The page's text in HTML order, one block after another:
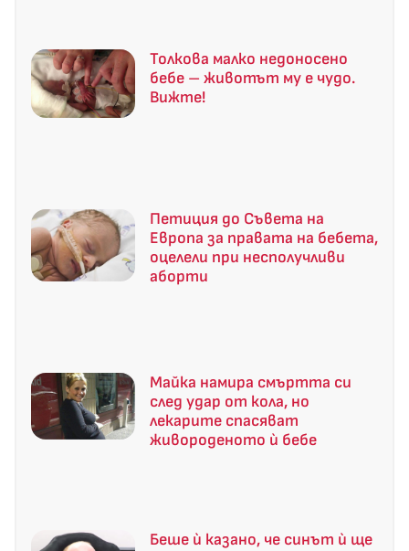
Толкова малко недоносено
бебе – животът му е чудо.
Вижте!
Петиция до Съвета на
Европа за правата на бебета,
оцелели при несполучливи
аборти
Майка намира смъртта си
след удар от кола, но
лекарите спасяват
живороденото ѝ бебе
Беше ѝ казано, че синът ѝ ще